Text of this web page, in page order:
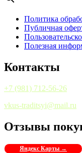
Политика
Публичная
Полезная
Контакты
+7 (981) 712-56-26
vkus-traditsyi@mail.ru
Отзывы
Яндекс Карты →